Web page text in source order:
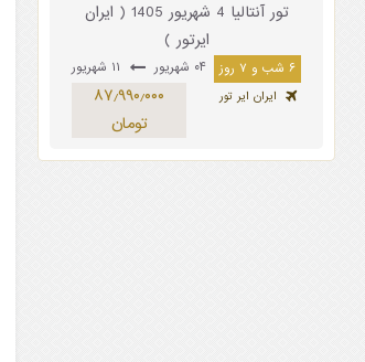
تور آنتالیا 4 شهریور 1405 ( ایران
ایرتور )
۶ شب و ۷ روز ۰۴ شهریور
ایران ایر تور
۸۷٫۹۹۰٫۰۰۰
تومان